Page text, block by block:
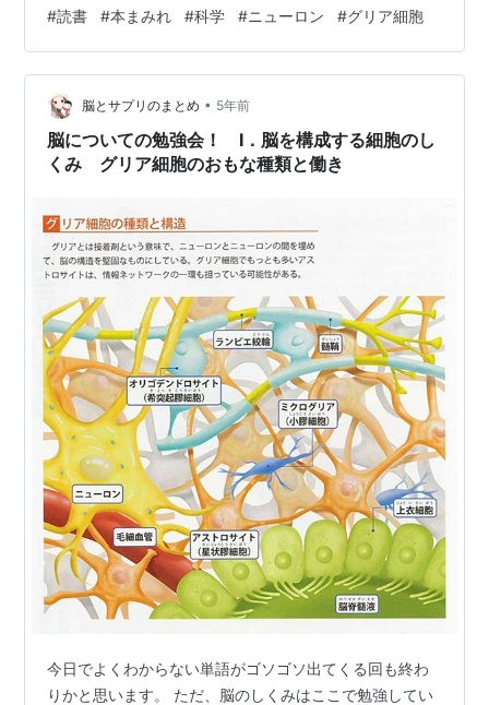
義 小倉明彦 著 これが面白かった。科学系読み物の中で
は池谷裕二先生以来、超久々のヒット。面白くて一旦本
閉じて深呼吸した。 ニューロンについて高校程度の基礎
知識があり、かつニューロンに興味があるひとだったら
理解できる内容です。 はー はー はー ちょうおもしろ
い…。ちょっとよ…
#読書 #本まみれ #科学 #ニューロン #グリア細胞
脳とサプリのまとめ • 5年前
脳についての勉強会！ Ⅰ．脳を構成する細胞のし
くみ グリア細胞のおもな種類と働き
今日でよくわからない単語がゴソゴソ出てくる回も終わ
りかと思います。 ただ、脳のしくみはここで勉強してい